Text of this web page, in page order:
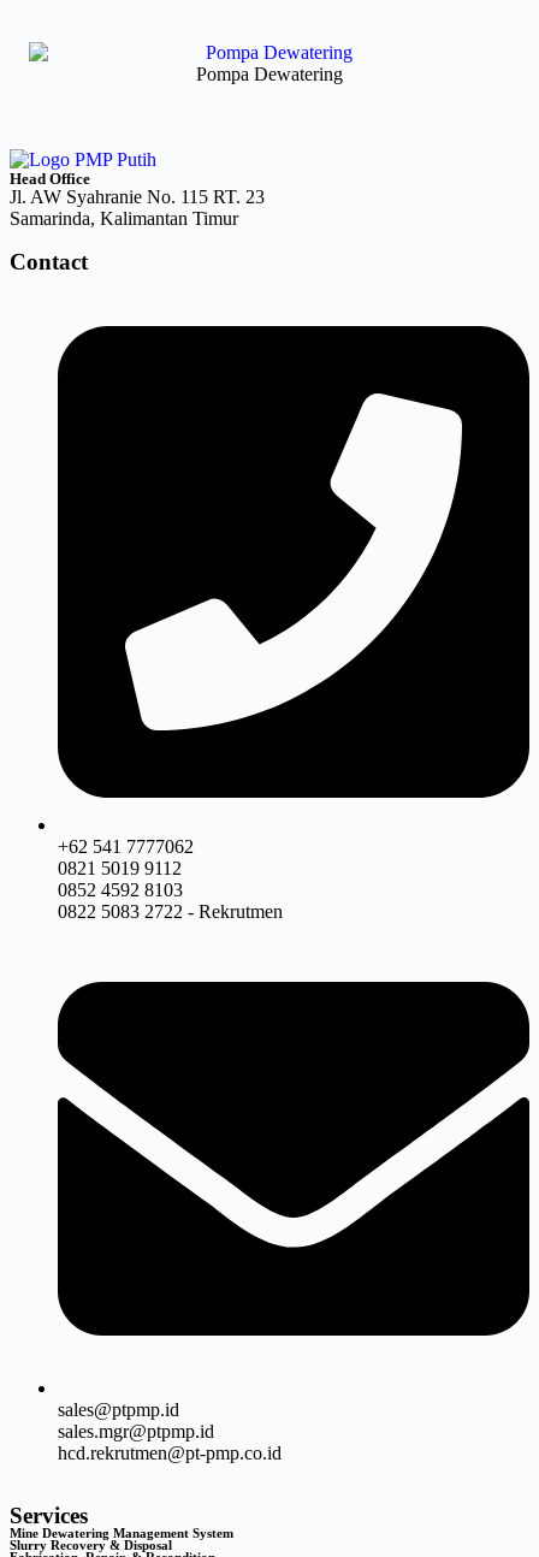
Pompa Dewatering
Head Office
Jl. AW Syahranie No. 115 RT. 23
Samarinda, Kalimantan Timur
Contact
+62 541 7777062
0821 5019 9112
0852 4592 8103
0822 5083 2722 - Rekrutmen
sales@ptpmp.id
sales.mgr@ptpmp.id
hcd.rekrutmen@pt-pmp.co.id
Services
Mine Dewatering Management System
Slurry Recovery & Disposal